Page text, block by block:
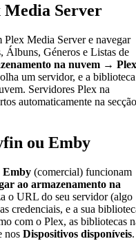
Server
Media Server e navegar
Álbuns, Géneros e Listas de
na nuvem → Plex
um servidor, e a biblioteca
Servidores Plex na
automaticamente na secção
ou Emby
Emby (comercial) funcionam
ao armazenamento na
o URL do seu servidor (algo
credenciais, e a sua
com o Plex, as bibliotecas
nos Dispositivos disponíveis.